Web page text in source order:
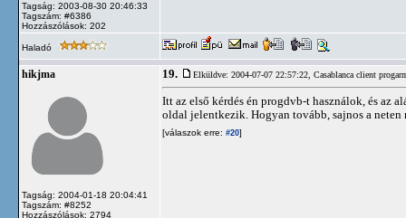
Tagság: 2003-08-30 20:46:33
Tagszám: #6386
Hozzászólások: 202
Haladó
hikjma
Tagság: 2004-01-18 20:04:41
Tagszám: #8252
Hozzászólások: 2794
19. Elküldve: 2004-07-07 22:57:22, Casablanca client
Itt az első kérdés én progdvb-t használok, és az
oldal jelentkezik. Hogyan tovább, sajnos a
[válaszok erre: #20]